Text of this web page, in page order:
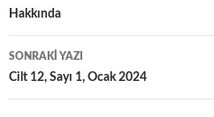
dolaşımı
Hakkında
SONRAKI YAZI
Cilt 12, Sayı 1, Ocak 2024